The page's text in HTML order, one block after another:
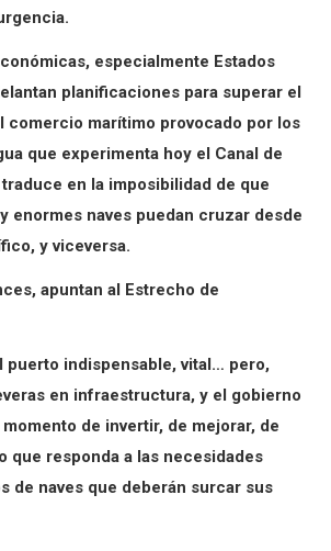
especialmente Estados
planificaciones para superar el
comercio marítimo provocado por los
que experimenta hoy el Canal de
en la imposibilidad de que
enormes naves puedan cruzar desde
y viceversa.
apuntan al Estrecho de
puerto indispensable, vital… pero,
en infraestructura, y el gobierno
de invertir, de mejorar, de
que responda a las necesidades
de naves que deberán surcar sus